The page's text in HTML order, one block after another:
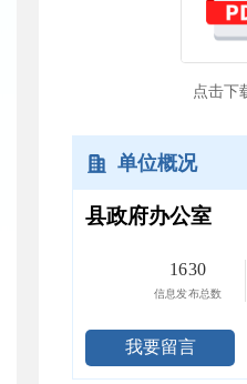
点击下
单位概况
县政府办公室
1630
信息发布总数
我要留言